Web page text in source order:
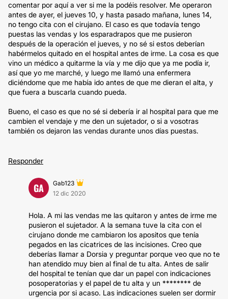
comentar por aquí a ver si me la podéis resolver. Me operaron
antes de ayer, el jueves 10, y hasta pasado mañana, lunes 14,
no tengo cita con el cirujano. El caso es que todavía tengo
puestas las vendas y los esparadrapos que me pusieron
después de la operación el jueves, y no sé si estos deberían
habérmelos quitado en el hospital antes de irme. La cosa es que
vino un médico a quitarme la vía y me dijo que ya me podía ir,
así que yo me marché, y luego me llamó una enfermera
diciéndome que me había ido antes de que me dieran el alta, y
que fuera a buscarla cuando pueda.
Bueno, el caso es que no sé si debería ir al hospital para que me
cambien el vendaje y me den un sujetador, o si a vosotras
también os dejaron las vendas durante unos días puestas.
Responder
GA
Gab123
12 dic 2020
Hola. A mi las vendas me las quitaron y antes de irme me
pusieron el sujetador. A la semana tuve la cita con el
cirujano donde me cambiaron los apositos que tenía
pegados en las cicatrices de las incisiones. Creo que
deberías llamar a Dorsia y preguntar porque veo que no te
han atendido muy bien al final de tu alta. Antes de salir
del hospital te tenían que dar un papel con indicaciones
posoperatorias y el papel de tu alta y un ******** de
urgencia por si acaso. Las indicaciones suelen ser dormir